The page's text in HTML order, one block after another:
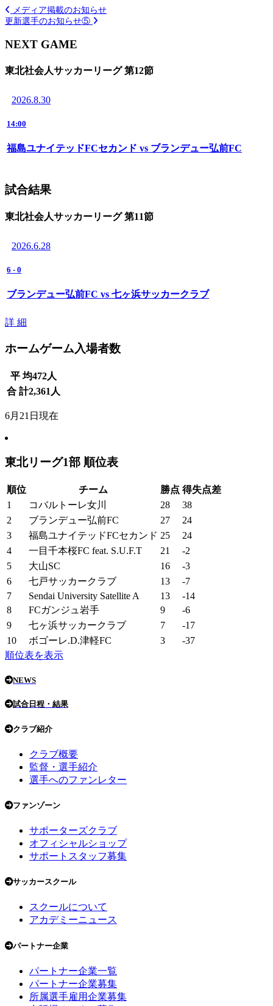
メディア掲載のお知らせ
更新選手のお知らせ⑤
NEXT GAME
東北社会人サッカーリーグ 第12節
2026.8.30
14:00
福島ユナイテッドFCセカンド vs ブランデュー弘前FC
試合結果
東北社会人サッカーリーグ 第11節
2026.6.28
6 - 0
ブランデュー弘前FC vs 七ヶ浜サッカークラブ
詳 細
ホームゲーム入場者数
平 均472人
合 計2,361 人
6月21日現在
東北リーグ1部 順位表
順位 チーム 勝点 得失点差
1
コバルトーレ女川 28
38
2
ブランデュー弘前FC 27
24
3
福島ユナイテッドFCセカンド 25
24
4
一目千本桜FC feat. S.U.F.T 21
-2
5
大山SC 16
-3
6
七戸サッカークラブ 13
-7
7
Sendai University Satellite A 13
-14
8
FCガンジュ岩手 9
-6
9
七ヶ浜サッカークラブ 7
-17
10
ボゴーレ.D.津軽FC 3
-37
順位表を表示
NEWS
試合日程・結果
クラブ紹介
クラブ概要
監督・選手紹介
選手へのファンレター
ファンゾーン
サポーターズクラブ
オフィシャルショップ
サポートスタッフ募集
サッカースクール
スクールについて
アカデミーニュース
パートナー企業
パートナー企業一覧
パートナー企業募集
所属選手雇用企業募集